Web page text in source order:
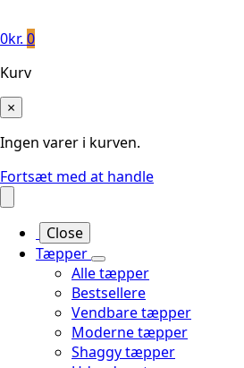
0kr. 0
Kurv
×
Ingen varer i kurven.
Fortsæt med at handle
Close
Tæpper
Alle tæpper
Bestsellere
Vendbare tæpper
Moderne tæpper
Shaggy tæpper